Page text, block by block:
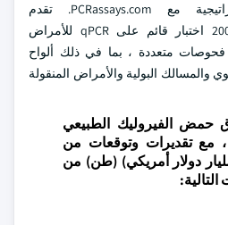
من خلال شراكة استراتيجية مع PCRassays.com. تقدم
PCRassays.com أكثر من 200 اختبار قائم على qPCR للأمراض
، أكثر من 50 منها فحوصات متعددة ، بما في ذلك ألواح
والمسالك البولية والأمراض المنقولة
حمض الفيروليك الطبيعي
مع تقديرات وتوقعات من
دولار أمريكي) (طن) من